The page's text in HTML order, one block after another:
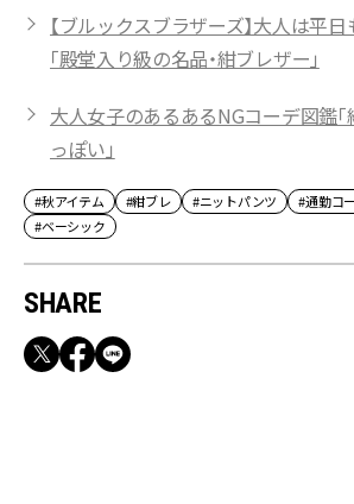
【ブルックスブラザーズ】大人は平
「殿堂入り級の名品・紺ブレザー」
大人女子のあるあるNGコーデ図鑑
っぽい」
#秋アイテム #紺ブレ #ニットパンツ #通勤コ
#ベーシック
SHARE